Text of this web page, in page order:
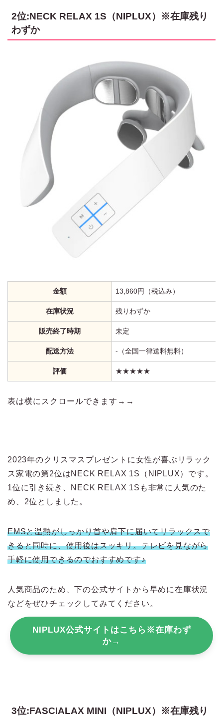
2位:NECK RELAX 1S（NIPLUX）※在庫残り
わずか
金額 13,860円（税込み）
在庫状況 残りわずか
販売終了時期 未定
配送方法 ‐（全国一律送料無料）
評価 ★★★★★
表は横にスクロールできます→→
2023年のクリスマスプレゼントに女性が喜ぶリラック
ス家電の第2位はNECK RELAX 1S（NIPLUX）です。
1位に引き続き、NECK RELAX 1Sも非常に人気のた
め、2位としました。
EMSと温熱がしっかり首や肩下に届いてリラックスで
きると同時に、使用後はスッキリ。テレビを見ながら
手軽に使用できるのでおすすめです♪
人気商品のため、下の公式サイトから早めに在庫状況
などをぜひチェックしてみてください。
NIPLUX公式サイトはこちら※在庫わず
か→
3位:FASCIALAX MINI（NIPLUX）※在庫残り